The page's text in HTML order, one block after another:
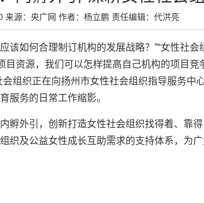
来源：央广网 作者：杨立鹏 责任编辑：代洪亮
该如何合理制订机构的发展战略？”“女性社会
目资源，我们可以怎样提高自己机构的项目竞
组织正在向扬州市女性社会组织指导服务中
服务的日常工作缩影。
孵外引，创新打造女性社会组织找得着、靠得
织及公益女性成长互助需求的支持体系，为广